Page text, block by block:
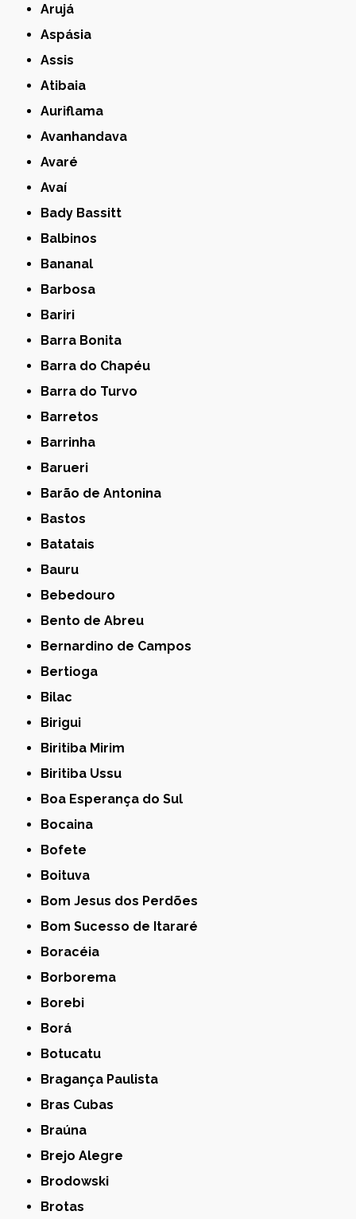
Arujá
Aspásia
Assis
Atibaia
Auriflama
Avanhandava
Avaré
Avaí
Bady Bassitt
Balbinos
Bananal
Barbosa
Bariri
Barra Bonita
Barra do Chapéu
Barra do Turvo
Barretos
Barrinha
Barueri
Barão de Antonina
Bastos
Batatais
Bauru
Bebedouro
Bento de Abreu
Bernardino de Campos
Bertioga
Bilac
Birigui
Biritiba Mirim
Biritiba Ussu
Boa Esperança do Sul
Bocaina
Bofete
Boituva
Bom Jesus dos Perdões
Bom Sucesso de Itararé
Boracéia
Borborema
Borebi
Borá
Botucatu
Bragança Paulista
Bras Cubas
Braúna
Brejo Alegre
Brodowski
Brotas